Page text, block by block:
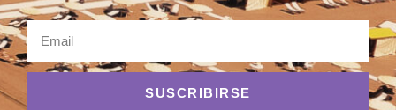
SUSCRIBIRSE